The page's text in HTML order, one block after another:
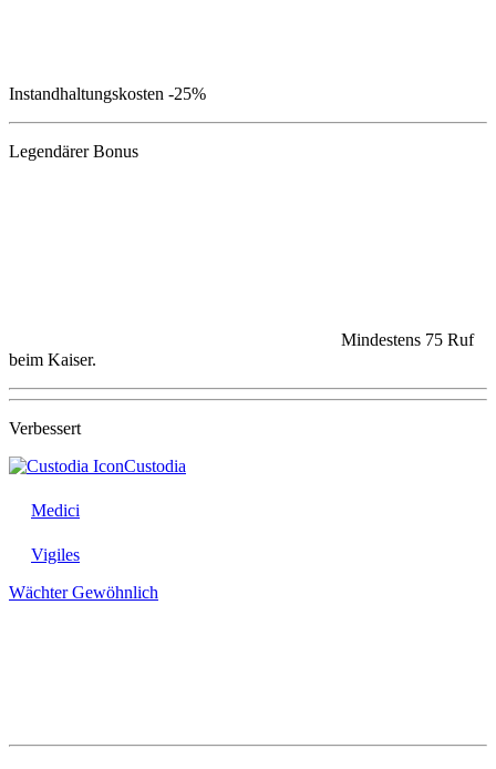
Instandhaltungskosten -25%
Legendärer Bonus
Mindestens 75 Ruf
beim Kaiser.
Verbessert
Custodia
Medici
Vigiles
Wächter Gewöhnlich